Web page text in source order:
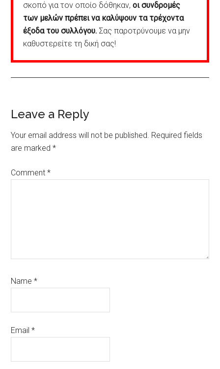
σκοπό για τον οποίο δόθηκαν,οι συνδρομές
των μελών πρέπει να καλύψουν τα τρέχοντα
έξοδα του συλλόγου. Σας παροτρύνουμε να μην
καθυστερείτε τη δική σας!
Reader
Interactions
Leave a Reply
Your email address will not be published. Required fields
are marked*
Comment*
Name*
Email*